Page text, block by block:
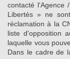
contacté l'Agence
Libertés » ne
réclamation à la
liste d'opposition
laquelle vous
Dans le cadre de